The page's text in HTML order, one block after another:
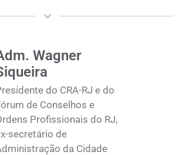
Wagner
do CRA-RJ e do
de Conselhos e
Profissionais do RJ,
secretário de
da Cidade